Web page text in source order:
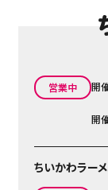
営業中 開
開
ちいかわラー